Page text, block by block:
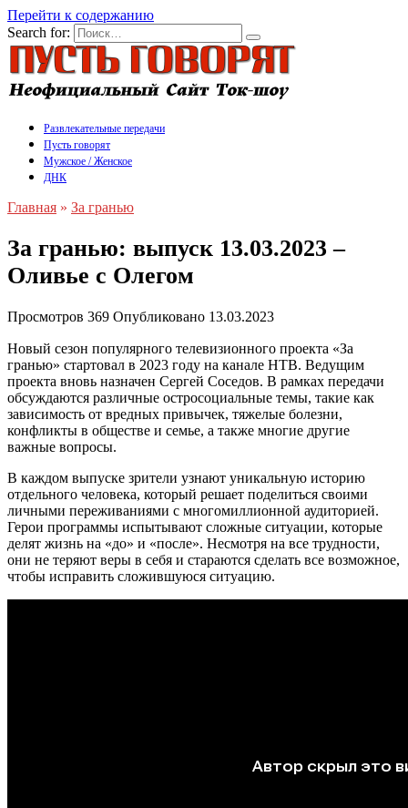
Перейти к содержанию
Search for:
Развлекательные передачи
Пусть говорят
Мужское / Женское
ДНК
Главная » За гранью
За гранью: выпуск 13.03.2023 –
Оливье с Олегом
Просмотров 369 Опубликовано 13.03.2023
Новый сезон популярного телевизионного проекта «За
гранью» стартовал в 2023 году на канале НТВ. Ведущим
проекта вновь назначен Сергей Соседов. В рамках передачи
обсуждаются различные остросоциальные темы, такие как
зависимость от вредных привычек, тяжелые болезни,
конфликты в обществе и семье, а также многие другие
важные вопросы.
В каждом выпуске зрители узнают уникальную историю
отдельного человека, который решает поделиться своими
личными переживаниями с многомиллионной аудиторией.
Герои программы испытывают сложные ситуации, которые
делят жизнь на «до» и «после». Несмотря на все трудности,
они не теряют веры в себя и стараются сделать все возможное,
чтобы исправить сложившуюся ситуацию.